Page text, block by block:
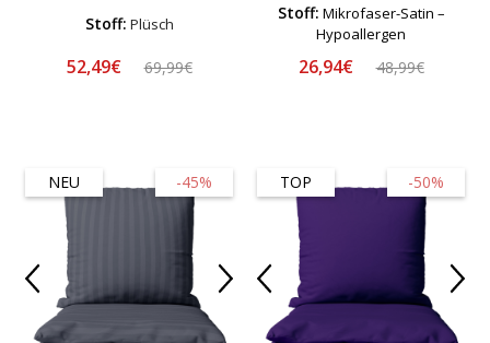
Stoff: Plüsch
52,49€ 69,99€
Stoff: Mikrofaser-Satin –
Hypoallergen
26,94€ 48,99€
-45%
NEU -50%
TOP